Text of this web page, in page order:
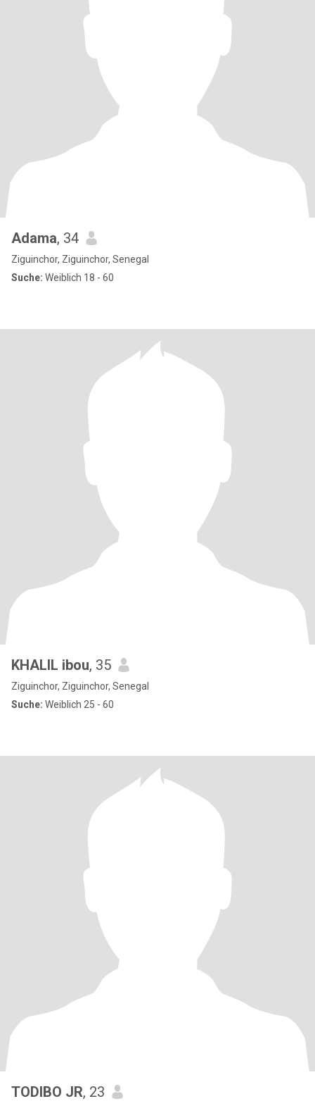
Adama, 34
Ziguinchor, Ziguinchor, Senegal
Suche: Weiblich 18 - 60
KHALIL ibou, 35
Ziguinchor, Ziguinchor, Senegal
Suche: Weiblich 25 - 60
TODIBO JR, 23